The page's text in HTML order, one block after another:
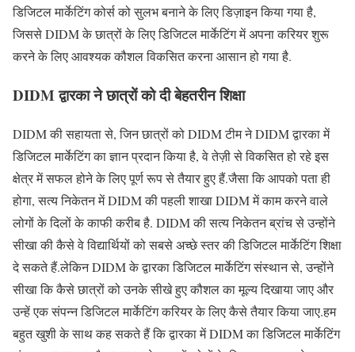
डिजिटल मार्केटिंग कोर्स को सुलभ बनाने के लिए डिज़ाइन किया गया है,
जिससे DIDM के छात्रों के लिए डिजिटल मार्केटिंग में अपना करियर शुरू
करने के लिए आवश्यक कौशल विकसित करना आसान हो गया है.
DIDM द्वारका ने छात्रों को दी बेहतरीन शिक्षा
DIDM की सहायता से, जिन छात्रों को DIDM टीम ने DIDM द्वारका में
डिजिटल मार्केटिंग का ज्ञान प्रदान किया है, वे तेज़ी से विकसित हो रहे इस
क्षेत्र में सफल होने के लिए पूर्ण रूप से तैयार हुए हैं.जैसा कि आपको पता ही
होगा, सत्य निकेतन में DIDM की पहली शाखा DIDM में काम करने वाले
लोगों के दिलों के काफी करीब है. DIDM की सत्य निकेतन ब्रांच से उन्होंने
सीखा की कैसे वे विद्यार्थियों को सबसे अच्छे स्तर की डिजिटल मार्केटिंग शिक्षा
दे सकते हैं.लेकिन DIDM के द्वारका डिजिटल मार्केटिंग संस्थान से, उन्होंने
सीखा कि कैसे छात्रों को उनके सीखे हुए कौशल का मूल्य दिखाया जाए और
उन्हें एक संपन्न डिजिटल मार्केटिंग करियर के लिए कैसे तैयार किया जाए.हम
बहुत खुशी के साथ कह सकते हैं कि द्वारका में DIDM का डिजिटल मार्केटिंग